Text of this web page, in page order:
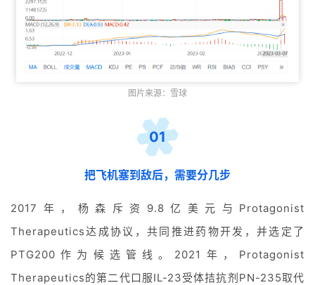
图片来源：雪球
01
把飞机塞到敌后，需要分几步
2017年，杨森斥资9.8亿美元与Protagonist
Therapeutics达成协议，共同推进药物开发，并选定了
PTG200作为候选管线。2021年，Protagonist
Therapeutics的第二代口服IL-23受体拮抗剂PN-235取代